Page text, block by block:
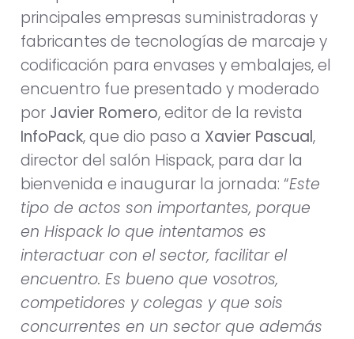
principales empresas suministradoras y
fabricantes de tecnologías de marcaje y
codificación para envases y embalajes, el
encuentro fue presentado y moderado
por Javier Romero, editor de la revista
InfoPack, que dio paso a Xavier Pascual,
director del salón Hispack, para dar la
bienvenida e inaugurar la jornada: “Este
tipo de actos son importantes, porque
en Hispack lo que intentamos es
interactuar con el sector, facilitar el
encuentro. Es bueno que vosotros,
competidores y colegas y que sois
concurrentes en un sector que además